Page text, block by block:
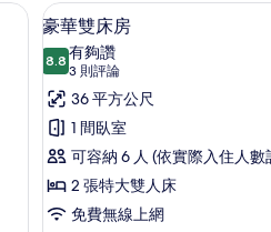
級寢具、迷你吧、書桌、遮光布/窗簾
顯
示
豪
華
雙
床
房
的
5
豪華雙床房
8.88.8 分，滿分 10 分
有夠讚
3 則評論
(3
則
評
論)
36 平方公尺
1 間臥室
可容納 6 人 (依實際入住人數
2 張特大雙人床
免費無線上網